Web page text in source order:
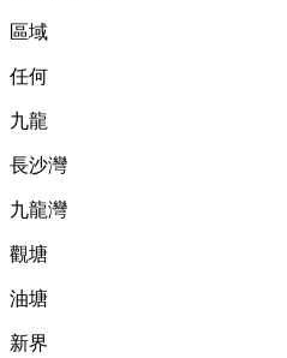
區域
任何
九龍
長沙灣
九龍灣
觀塘
油塘
新界